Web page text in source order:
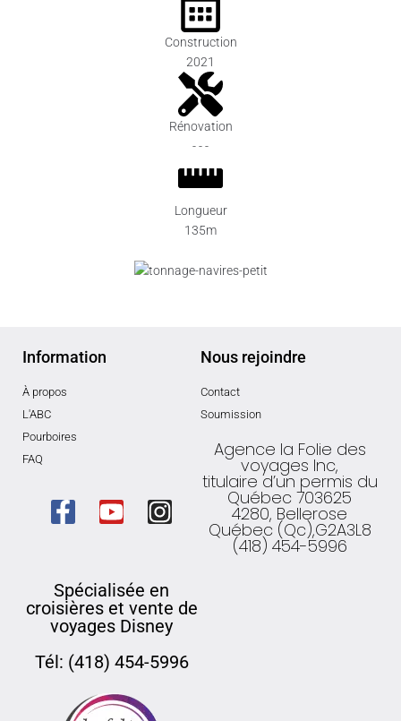
Construction
2021
Rénovation
- - -
Longueur
135m
Information
À propos
L'ABC
Pourboires
FAQ
Nous rejoindre
Contact
Soumission
Agence la Folie des
voyages Inc,
titulaire d’un permis du
Québec 703625
4280, Bellerose
Québec (Qc),G2A3L8
(418) 454-5996
Spécialisée en
croisières et vente de
voyages Disney
Tél: (418) 454-5996